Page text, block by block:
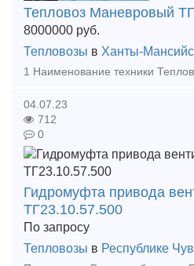
Тепловоз Маневровый
8000000 руб.
Тепловозы в Ханты-
04.07.23
712
0
Гидромуфта привода
ТГ23.10.57.500
По запросу
Тепловозы в Республике